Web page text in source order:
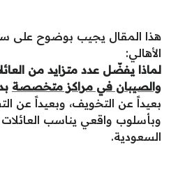
هذا المقال يجيب بوضوح على
الأهالي:
لماذا يفضّل عدد متزايد من
والصيبان في مراكز متخصصة
بعيداً عن التخويف، وبعيداً عن
وبأسلوب واقعي يناسب العائلات
السعودية.